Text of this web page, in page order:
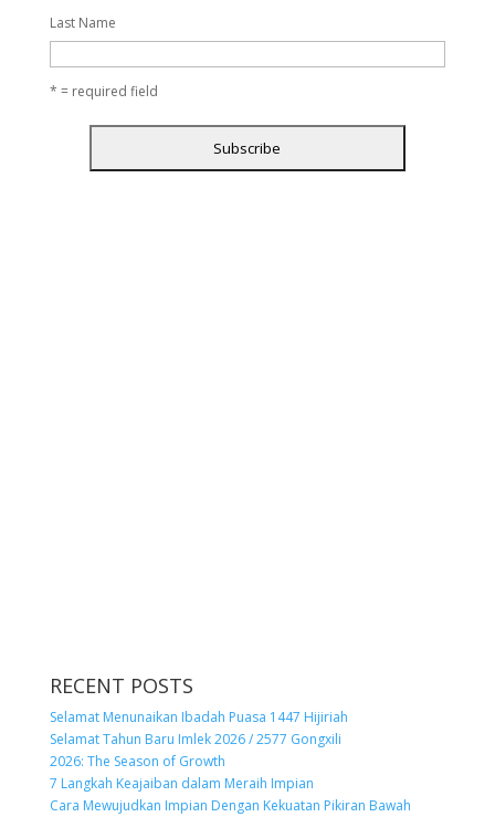
Last Name
* = required field
RECENT POSTS
Selamat Menunaikan Ibadah Puasa 1447 Hijiriah
Selamat Tahun Baru Imlek 2026 / 2577 Gongxili
2026: The Season of Growth
7 Langkah Keajaiban dalam Meraih Impian
Cara Mewujudkan Impian Dengan Kekuatan Pikiran Bawah